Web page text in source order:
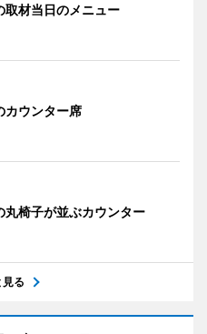
取材当日のメニュー
カウンター席
丸椅子が並ぶカウンター
見る